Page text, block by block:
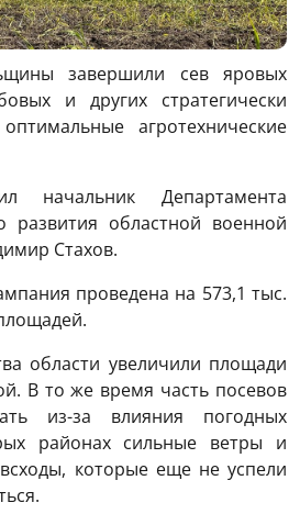
завершили сев яровых
и других стратегически
агротехнические
начальник Департамента
развития областной военной
Стахов.
проведена на 573,1 тыс.
области увеличили площади
В то же время часть посевов
из-за влияния погодных
районах сильные ветры и
которые еще не успели